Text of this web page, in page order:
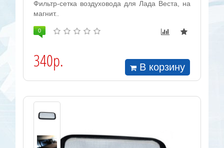
Фильтр-сетка воздуховода для Лада Веста, на
магнит..
0
340р. В корзину